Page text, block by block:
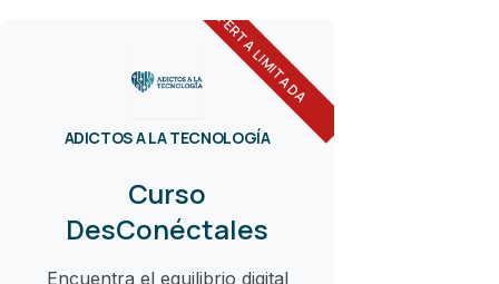
OFERTA LIMITADA
ADICTOS A LA TECNOLOGÍA
Curso
DesConéctales
Encuentra el equilibrio digital